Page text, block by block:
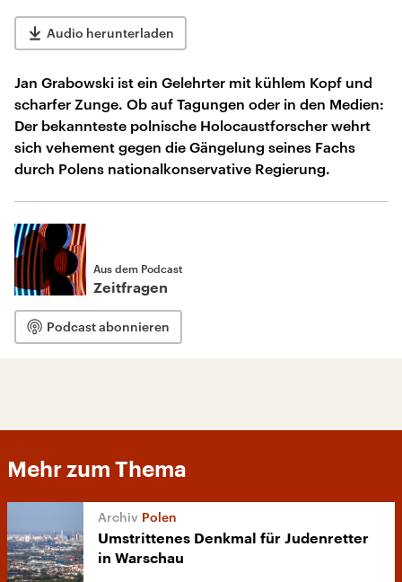
Audio herunterladen
Jan Grabowski ist ein Gelehrter mit kühlem Kopf und
scharfer Zunge. Ob auf Tagungen oder in den Medien:
Der bekannteste polnische Holocaustforscher wehrt
sich vehement gegen die Gängelung seines Fachs
durch Polens nationalkonservative Regierung.
Aus dem Podcast
Zeitfragen
Podcast abonnieren
Mehr zum Thema
Polen
Umstrittenes Denkmal für Judenretter
in Warschau